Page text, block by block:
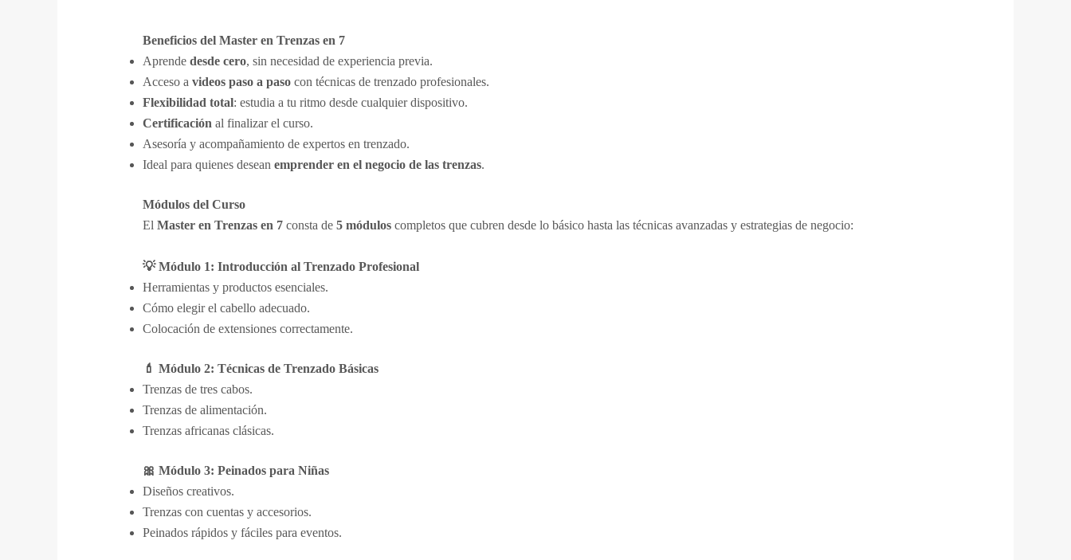
Beneficios del Master en Trenzas en 7
Aprende desde cero, sin necesidad de experiencia previa.
Acceso a videos paso a pasocon técnicas de trenzado profesionales.
Flexibilidad total: estudia a tu ritmo desde cualquier dispositivo.
Certificación al finalizar el curso.
Asesoría y acompañamiento de expertos en trenzado.
Ideal para quienes desean emprender en el negocio de las trenzas.
Módulos del Curso
El Master en Trenzas en 7consta de 5 móduloscompletos que cubren desde lo básico hasta las técnicas avanzadas y estrategias de negocio:
💡 Módulo 1: Introducción al Trenzado Profesional
Herramientas y productos esenciales.
Cómo elegir el cabello adecuado.
Colocación de extensiones correctamente.
💄 Módulo 2: Técnicas de Trenzado Básicas
Trenzas de tres cabos.
Trenzas de alimentación.
Trenzas africanas clásicas.
🎀 Módulo 3: Peinados para Niñas
Diseños creativos.
Trenzas con cuentas y accesorios.
Peinados rápidos y fáciles para eventos.